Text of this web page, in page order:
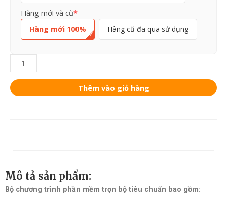
*
Hàng mới và cũ
Hàng mới 100% Hàng cũ đã qua sử dụng
Thêm vào giỏ hàng
Mô tả sản phẩm:
Bộ chương trình phần mềm trọn bộ tiêu chuẩn bao gồm: